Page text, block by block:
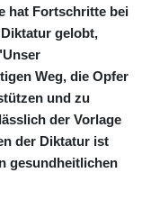
hat Fortschritte bei
gelobt,
Weg, die Opfer
und zu
der Vorlage
der Diktatur ist
gesundheitlichen